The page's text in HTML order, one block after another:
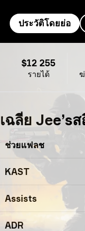
ประวัติโดยย่อ
รายได้
$12 255
เฉลี่ย Jee’s
ช่วยแฟลช
KAST
Assists
ADR